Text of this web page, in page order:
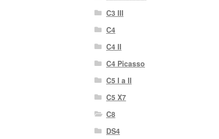
C3 III
C4
C4 II
C4 Picasso
C5 I a II
C5 X7
C8
DS4